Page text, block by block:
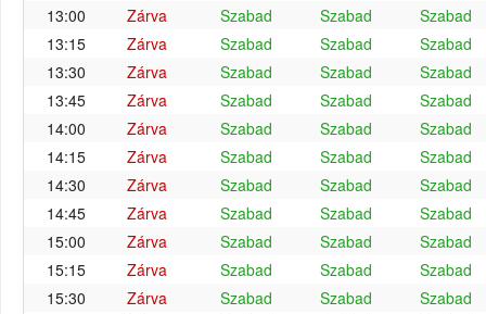
13:00
Zárva Szabad Szabad
Szabad
13:15
Zárva Szabad Szabad
Szabad
13:30
Zárva Szabad Szabad
Szabad
13:45
Zárva Szabad Szabad
Szabad
14:00
Zárva Szabad Szabad
Szabad
14:15
Zárva Szabad Szabad
Szabad
14:30
Zárva Szabad Szabad
Szabad
14:45
Zárva Szabad Szabad
Szabad
15:00
Zárva Szabad Szabad
Szabad
15:15
Zárva Szabad Szabad
Szabad
15:30
Zárva Szabad Szabad
Szabad